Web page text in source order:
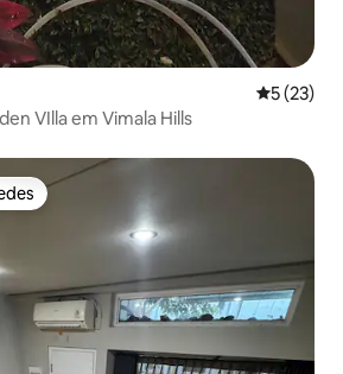
5 de uma
5 (23)
VIlla em Vimala Hills